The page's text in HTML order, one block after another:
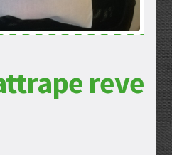
reve